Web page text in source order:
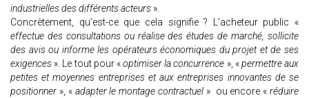
industrielles des différents acteurs ».
Concrètement, qu’est-ce que cela signifie ? L’acheteur public «
effectue des consultations ou réalise des études de marché, sollicite
des avis ou informe les opérateurs économiques du projet et de ses
exigences ». Le tout pour «optimiser la concurrence », «permettre aux
petites et moyennes entreprises et aux entreprises innovantes de se
positionner », « adapter le montage contractuel » ou encore « réduire